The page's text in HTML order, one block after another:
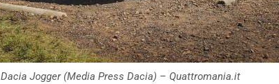
Dacia Jogger (Media Press Dacia) – Quattromania.it